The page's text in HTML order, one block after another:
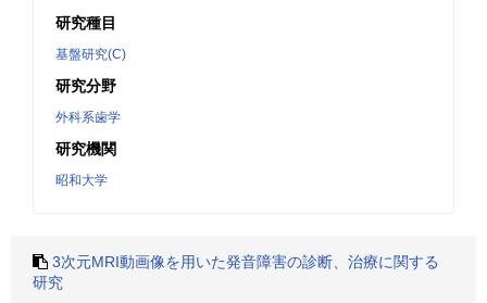
研究種目
基盤研究(C)
研究分野
外科系歯学
研究機関
昭和大学
3次元MRI動画像を用いた発音障害の診断、治療に関する
研究